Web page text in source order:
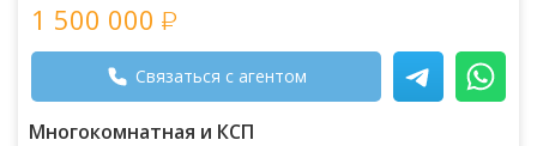
1 500 000
Связаться с агентом
Многокомнатная и КСП